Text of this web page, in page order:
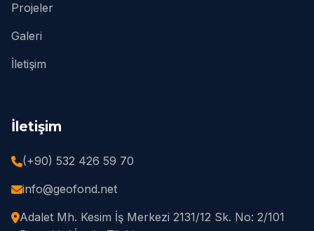
Projeler
Galeri
İletişim
İletişim
(+90) 532 426 59 70
info@geofond.net
Adalet Mh. Kesim İş Merkezi 2131/12 Sk. No: 2/101